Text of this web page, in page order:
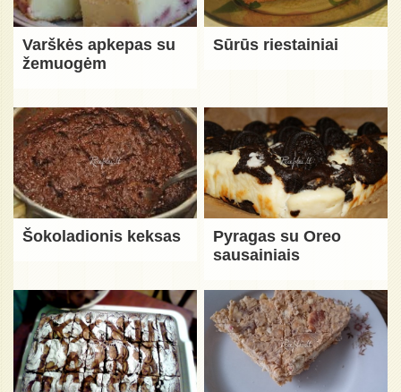
Varškės apkepas su
žemuogėm
Sūrūs riestainiai
Šokoladionis keksas
Pyragas su Oreo
sausainiais